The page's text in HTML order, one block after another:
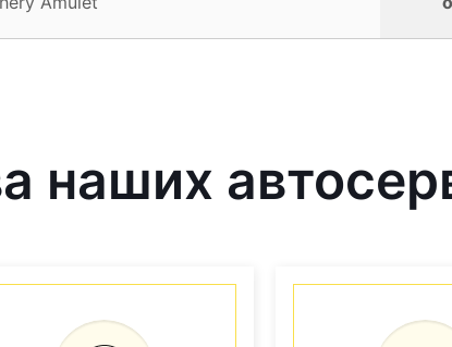
наших